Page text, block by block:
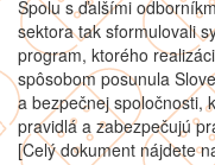
Spolu s ďalšími
sektora tak sformulovali
program, ktorého
spôsobom posunula
a bezpečnej spoločnosti,
pravidlá a zabezpečujú
[Celý dokument nájdete